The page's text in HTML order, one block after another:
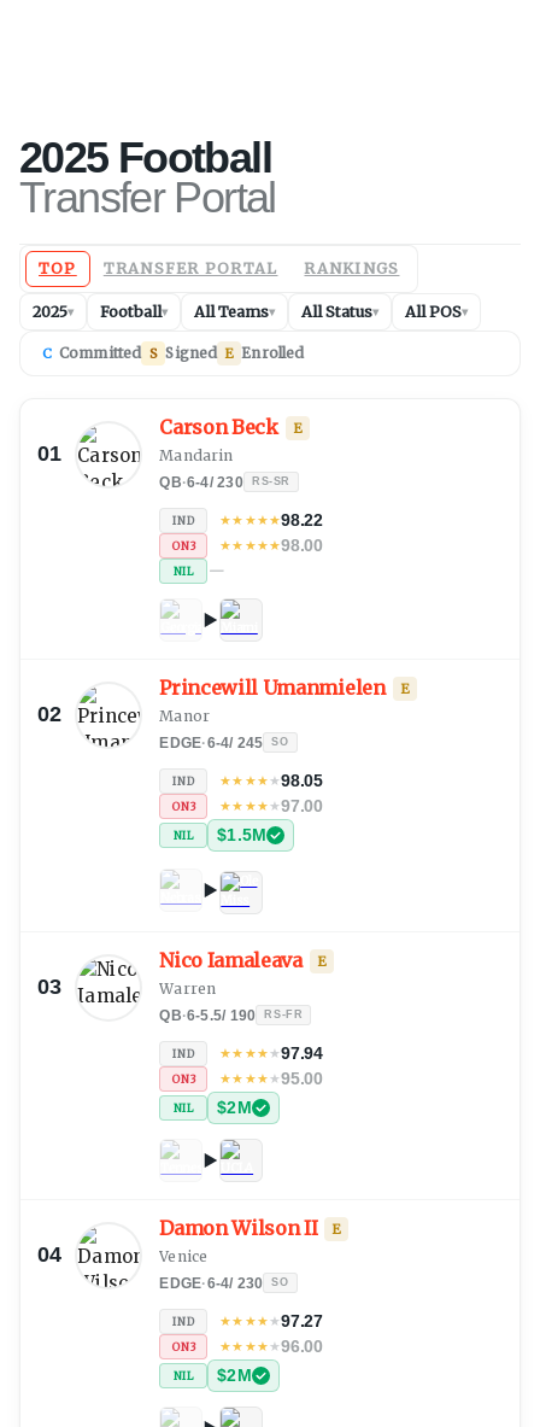
2025 Football
Transfer Portal
TOP TRANSFER PORTAL RANKINGS
2025▾ Football▾ All Teams▾ All Status▾ All POS▾
C Committed S Signed E Enrolled
01
Carson Beck E
Mandarin
QB·6-4/230 RS-SR
IND ★★ ★★★98.22
ON3 ★★ ★★★98.00
NIL —
02
Princewill Umanmielen E
Manor
EDGE·6-4/ 245 SO
IND ★★ ★★★98.05
ON3 ★★ ★★★97.00
NIL $1.5M
03
Nico Iamaleava E
Warren
QB·6-5.5/ 190 RS-FR
IND ★★ ★★★97.94
ON3 ★★ ★★★95.00
NIL $2M
04
Damon Wilson II E
Venice
EDGE·6-4/ 230 SO
IND ★★ ★★★97.27
ON3 ★★ ★★★96.00
NIL $2M